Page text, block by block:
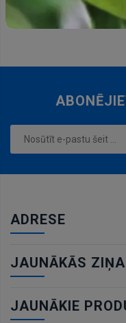
Pievienot
grozam
ADRESE
JAUNĀKĀS
JAUNĀKIE